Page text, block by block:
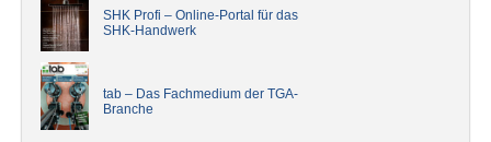
SHK Profi – Online-Portal für das
SHK-Handwerk
tab – Das Fachmedium der TGA-
Branche